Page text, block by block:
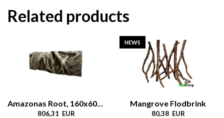
Related products
Amazonas Root, 160x60cm
806,31 EUR
NEWS
Mangrove Flodbrink
80,38 EUR